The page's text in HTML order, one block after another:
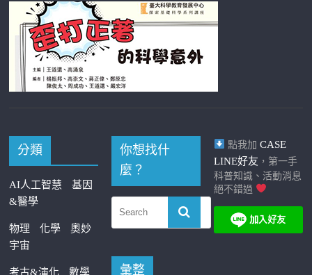
分類
AI人工智慧
基因
&醫學
物理 化學
奧妙
宇宙
考古&演化
數學
你想找什
麼？
彙整
點我加 CASE
LINE好友 ，第一手
科普知識、活動消息
絕不錯過